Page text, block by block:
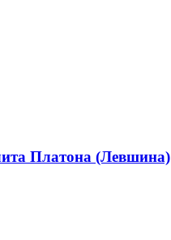
Платона (Левшина)